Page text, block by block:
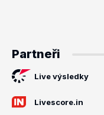
Partneři
Live výsledky
Livescore.in